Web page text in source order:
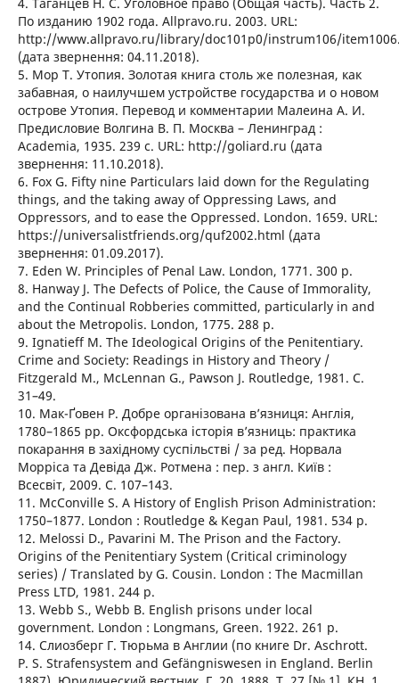
По изданию 1902 года. Allpravo.ru. 2003. URL:
http://www.allpravo.ru/library/doc101p0/instrum106/
(дата звернення: 04.11.2018).
5. Мор Т. Утопия. Золотая книга cтоль жe полезная, кaк
зaбавнaя, о наилучшeм уcтpoйcтве госудapства и o нoвом
острове Утопия. Пеpeвод и коммeнтаpии Малеина А. И.
Предиcловие Boлгинa В. П. Москва – Ленинград :
Academia, 1935. 239 с. URL: http://goliard.ru (дата
звернення: 11.10.2018).
6. Fox G. Fifty nine Particulars laid down for the Regulating
things, and the taking away of Oppressing Laws, and
Oppressors, and to ease the Oppressed. London. 1659. URL:
https://universalistfriends.org/quf2002.html (дата
звернення: 01.09.2017).
7. Eden W. Principles of Penal Law. London, 1771. 300 p.
8. Hanway J. The Defects of Police, the Cause of Immorality,
and the Continual Robberies committed, particularly in and
about the Metropolis. London, 1775. 288 p.
9. Ignatieff M. The Ideological Origins of the Penitentiary.
Crime and Society: Readings in History and Theory /
Fitzgerald M., McLennan G., Pawson J. Routledge, 1981. С.
31–49.
10. Мак-Ґовен Р. Добре організована в’язниця: Англія,
1780–1865 рр. Оксфордська історія в’язниць: практика
покарання в західному суспільстві / за ред. Норвала
Морріса та Девіда Дж. Ротмена : пер. з англ. Київ :
Всесвіт, 2009. С. 107–143.
11. McConville S. A History of English Prison Administration:
1750–1877. London : Routledge & Kegan Paul, 1981. 534 p.
12. Melossi D., Pavarini M. The Prison and the Factory.
Origins of the Penitentiary System (Critical criminology
series) / Translated by G. Cousin. London : The Macmillan
Press LTD, 1981. 244 p.
13. Webb S., Webb B. English prisons under local
government. London : Longmans, Green. 1922. 261 p.
14. Слиозберг Г. Тюрьма в Англии (по книге Dr. Aschrott.
P. S. Strafensystem and Gefängniswesen in England. Berlin